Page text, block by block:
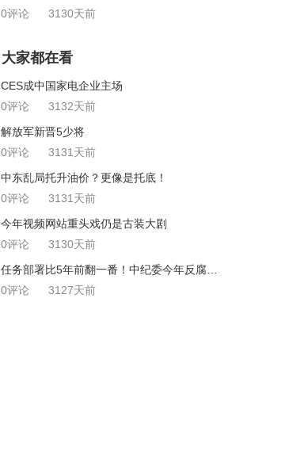
0评论
3130天前
大家都在看
CES成中国家电企业主场
0评论
3132天前
解放军新晋5少将
0评论
3131天前
中东乱局托升油价？更像是托底！
0评论
3131天前
今年视频网站重头戏仍是古装大剧
0评论
3130天前
0评论
3127天前